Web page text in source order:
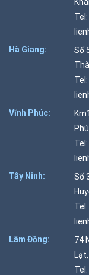
Hà Giang:
Số
Vĩnh Phúc:
Tây Ninh:
Số
Lâm Đồng:
74